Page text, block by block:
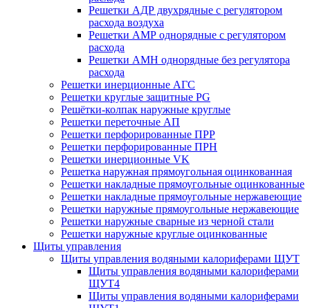
Решетки АДР двухрядные с регулятором
расхода воздуха
Решетки АМР однорядные с регулятором
расхода
Решетки АМН однорядные без регулятора
расхода
Решетки инерционные АГС
Решетки круглые защитные PG
Решётки-колпак наружные круглые
Решетки переточные АП
Решетки перфорированные ПРР
Решетки перфорированные ПРН
Решетки инерционные VK
Решетка наружная прямоугольная оцинкованная
Решетки накладные прямоугольные оцинкованные
Решетки накладные прямоугольные нержавеющие
Решетки наружные прямоугольные нержавеющие
Решетки наружные сварные из черной стали
Решетки наружные круглые оцинкованные
Щиты управления
Щиты управления водяными калориферами ЩУТ
Щиты управления водяными калориферами
ЩУТ4
Щиты управления водяными калориферами